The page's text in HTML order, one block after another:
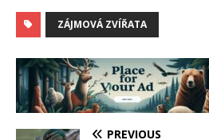
ZÁJMOVÁ ZVÍŘATA
PREVIOUS